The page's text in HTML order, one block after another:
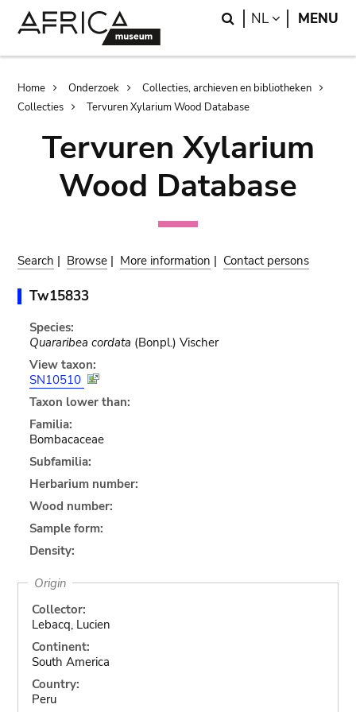
Search
NL LANGUAGE
MENU
Breadcrumb
Home Onderzoek
Collecties, archieven en bibliotheken
Collecties
Tervuren Xylarium Wood Database
Tervuren Xylarium
Wood Database
Search | Browse | More information | Contact persons
Tw15833
Species:
Quararibea cordata (Bonpl.) Vischer
View taxon:
SN10510
Taxon lower than:
Familia:
Bombacaceae
Subfamilia:
Herbarium number:
Wood number:
Sample form:
Density:
Origin
Collector:
Lebacq, Lucien
Continent:
South America
Country:
Peru